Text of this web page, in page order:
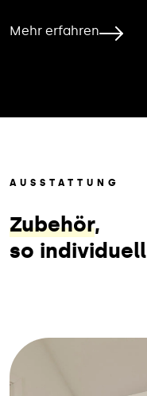
Mehr erfahren
AUSSTATTUNG
Zubehör,
so